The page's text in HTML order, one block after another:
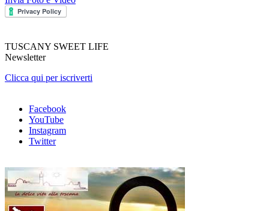
TUSCANY SWEET LIFE
Newsletter
Clicca qui per iscriverti
Facebook
YouTube
Instagram
Twitter